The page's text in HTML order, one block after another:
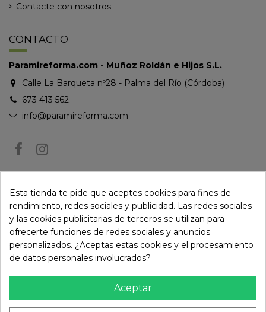
Contacte con nosotros
CONTACTO
Paramireforma.com - Muñoz Roldán e Hijos S.L.
Calle La Barqueta nº28 - Palma del Río (Córdoba)
673 413 562
info@paramireforma.com
Puede darse de baja en cualquier momento. Para ello, consulte nuestra
información de contacto en el aviso legal.
Esta tienda te pide que aceptes cookies para fines de
rendimiento, redes sociales y publicidad. Las redes sociales
y las cookies publicitarias de terceros se utilizan para
ofrecerte funciones de redes sociales y anuncios
personalizados. ¿Aceptas estas cookies y el procesamiento
de datos personales involucrados?
Aceptar